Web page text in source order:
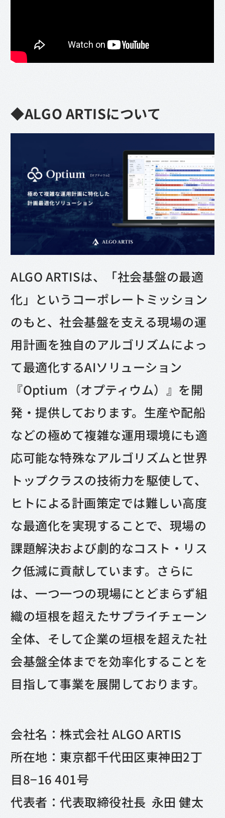
◆ALGO ARTISについて
ALGO ARTISは、「社会基盤の最適
化」というコーポレートミッション
のもと、社会基盤を支える現場の運
用計画を独自のアルゴリズムによっ
て最適化するAIソリューション
『Optium（オプティウム）』を開
発・提供しております。生産や配船
などの極めて複雑な運用環境にも適
応可能な特殊なアルゴリズムと世界
トップクラスの技術力を駆使して、
ヒトによる計画策定では難しい高度
な最適化を実現することで、現場の
課題解決および劇的なコスト・リス
ク低減に貢献しています。さらに
は、一つ一つの現場にとどまらず組
織の垣根を超えたサプライチェーン
全体、そして企業の垣根を超えた社
会基盤全体までを効率化することを
目指して事業を展開しております。
会社名：株式会社 ALGO ARTIS
所在地：東京都千代田区東神田2丁
目8−16 401号
代表者：代表取締役社長 永田 健太